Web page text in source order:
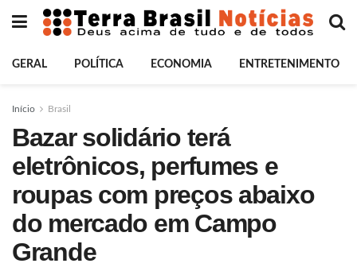
GERAL POLÍTICA ECONOMIA ENTRETENIMENTO
Início Brasil
Bazar solidário terá
eletrônicos, perfumes e
roupas com preços abaixo
do mercado em Campo
Grande